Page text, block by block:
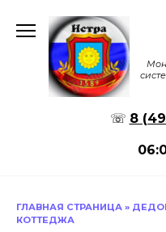
содержанию
☏ 8
ГЛАВНАЯ СТРАНИЦА »
КОТТЕДЖА